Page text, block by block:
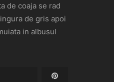
de coaja se rad
de gris apoi
in albusul